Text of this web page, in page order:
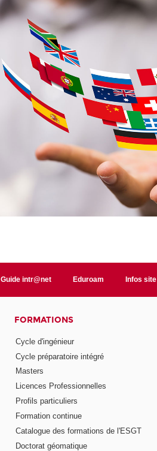
Guide intr@net Eduroam Infos site
FORMATIONS
Cycle d'ingénieur
Cycle préparatoire intégré
Masters
Licences Professionnelles
Profils particuliers
Formation continue
Catalogue des formations de l'ESGT
Doctorat géomatique